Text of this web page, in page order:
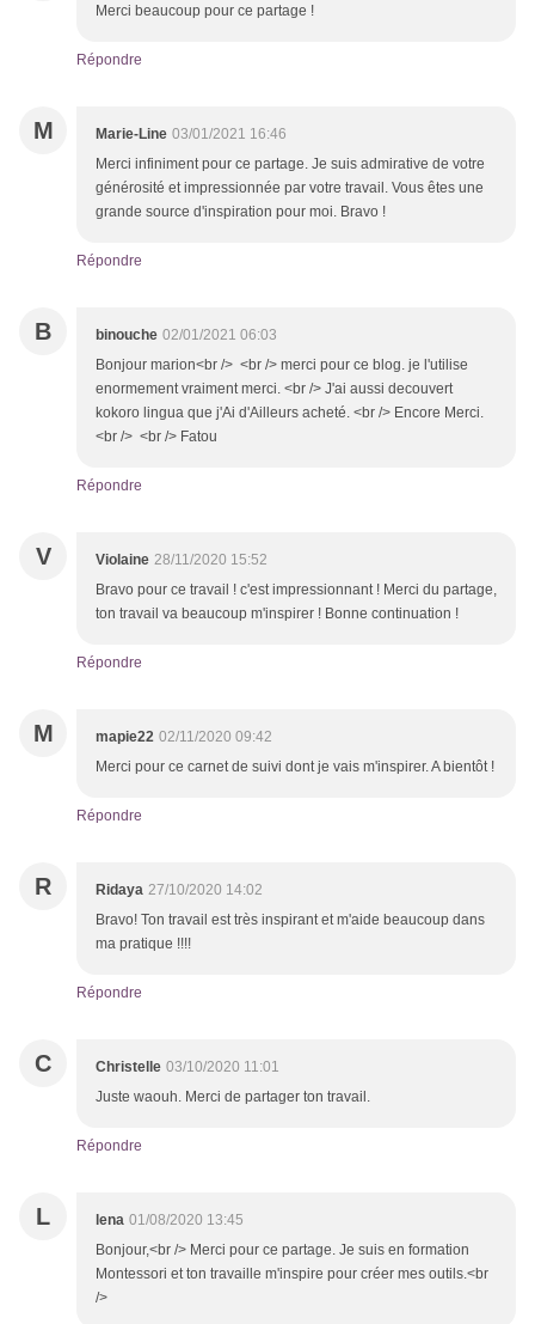
Merci beaucoup pour ce partage !
Répondre
M Marie-Line 03/01/2021 16:46
Merci infiniment pour ce partage. Je suis admirative de votre
générosité et impressionnée par votre travail. Vous êtes une
grande source d'inspiration pour moi. Bravo !
Répondre
B binouche 02/01/2021 06:03
Bonjour marion<br /> <br /> merci pour ce blog. je l'utilise
enormement vraiment merci. <br /> J'ai aussi decouvert
kokoro lingua que j'Ai d'Ailleurs acheté. <br /> Encore Merci.
<br /> <br /> Fatou
Répondre
V Violaine 28/11/2020 15:52
Bravo pour ce travail ! c'est impressionnant ! Merci du partage,
ton travail va beaucoup m'inspirer ! Bonne continuation !
Répondre
M mapie22 02/11/2020 09:42
Merci pour ce carnet de suivi dont je vais m'inspirer. A bientôt !
Répondre
R Ridaya 27/10/2020 14:02
Bravo! Ton travail est très inspirant et m'aide beaucoup dans
ma pratique !!!!
Répondre
C Christelle 03/10/2020 11:01
Juste waouh. Merci de partager ton travail.
Répondre
L lena 01/08/2020 13:45
Bonjour,<br /> Merci pour ce partage. Je suis en formation
Montessori et ton travaille m'inspire pour créer mes outils.<br
/>